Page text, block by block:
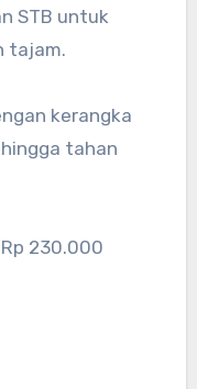
STB untuk
tajam.
kerangka
tahan
230.000